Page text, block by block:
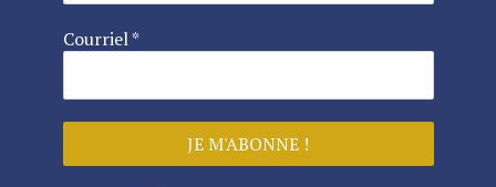
Courriel*